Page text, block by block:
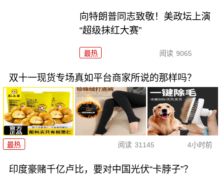
向特朗普同志致敬！美政坛上演
“超级抹红大赛”
最热 阅读 9065
双十一现货专场真如平台商家所说的那样吗？
最热 阅读 31145 4小时前
印度豪赌千亿卢比，要对中国光伏“卡脖子”？